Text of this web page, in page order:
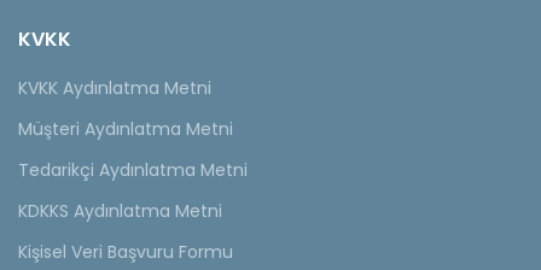
KVKK
KVKK Aydınlatma Metni
Müşteri Aydınlatma Metni
Tedarikçi Aydınlatma Metni
KDKKS Aydınlatma Metni
Kişisel Veri Başvuru Formu